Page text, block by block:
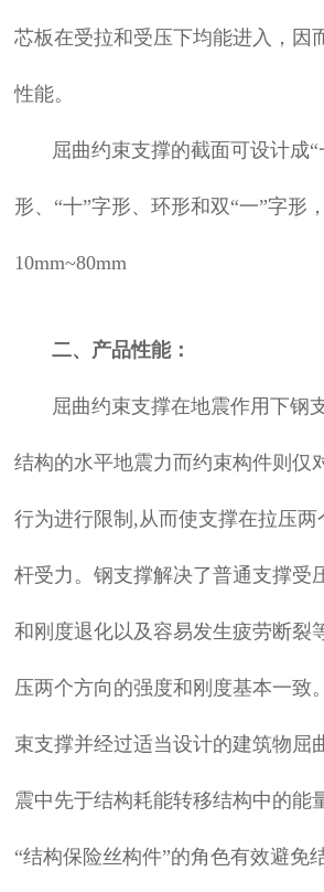
芯板在受拉和受压下均能进入，因
性能。
屈曲约束支撑的截面可设计成“
形、“十”字形、环形和双“一”字形
10mm~80mm
二、产品性能：
屈曲约束支撑在地震作用下钢
结构的水平地震力而约束构件则仅
行为进行限制,从而使支撑在拉压两
杆受力。钢支撑解决了普通支撑受
和刚度退化以及容易发生疲劳断裂
压两个方向的强度和刚度基本一致
束支撑并经过适当设计的建筑物屈
震中先于结构耗能转移结构中的能
“结构保险丝构件”的角色有效避免